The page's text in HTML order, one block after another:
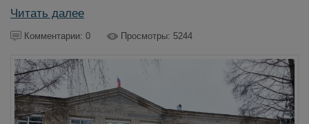
Читать далее
Комментарии: 0 Просмотры: 5244